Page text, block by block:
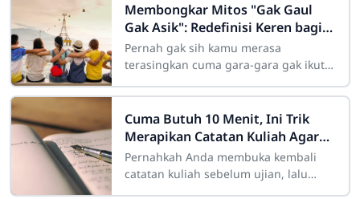
Membongkar Mitos "Gak Gaul
Gak Asik": Redefinisi Keren bagi
Remaja Modern
Pernah gak sih kamu merasa
terasingkan cuma gara-gara gak ikut
kemarin? Atau merasa "kurang keren"
Cuma Butuh 10 Menit, Ini Trik
Merapikan Catatan Kuliah Agar
Mudah Diingat
Pernahkah Anda membuka kembali
catatan kuliah sebelum ujian, lalu